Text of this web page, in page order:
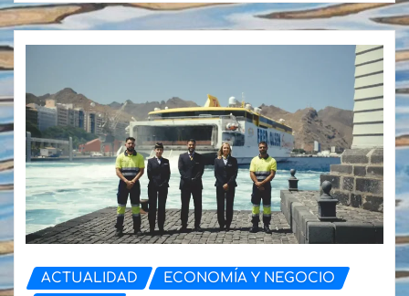
ACTUALIDAD
ECONOMÍA Y NEGOCIO